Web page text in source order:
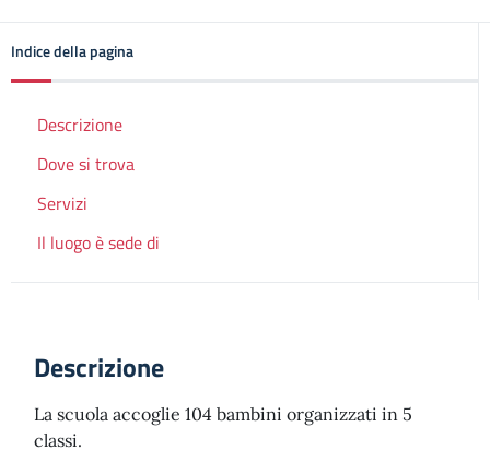
Indice della pagina
Descrizione
Dove si trova
Servizi
Il luogo è sede di
Descrizione
La scuola accoglie 104 bambini organizzati in 5
classi.